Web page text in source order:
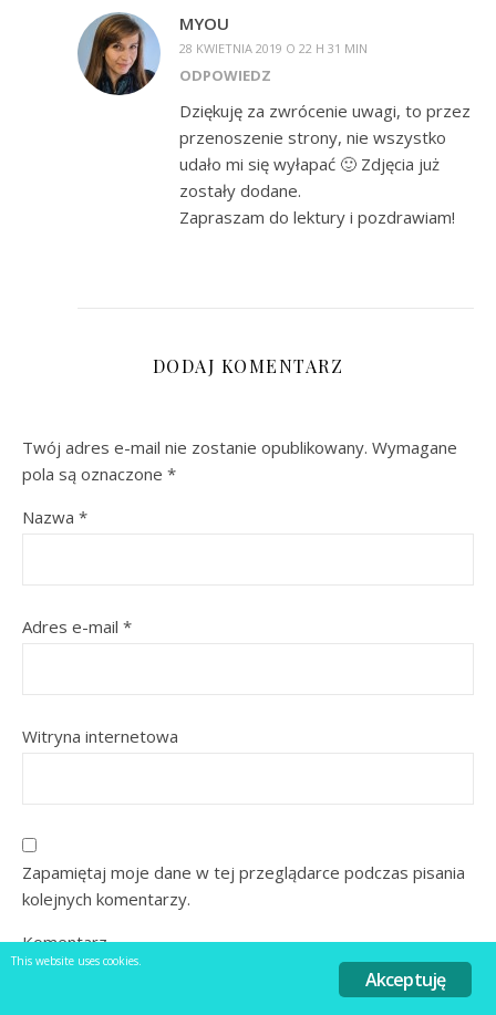
MYOU
28 KWIETNIA 2019 O 22 H 31 MIN
ODPOWIEDZ
Dziękuję za zwrócenie uwagi, to przez
przenoszenie strony, nie wszystko
udało mi się wyłapać 🙂 Zdjęcia już
zostały dodane.
Zapraszam do lektury i pozdrawiam!
DODAJ KOMENTARZ
Twój adres e-mail nie zostanie opublikowany. Wymagane
pola są oznaczone *
Nazwa *
Adres e-mail *
Witryna internetowa
Zapamiętaj moje dane w tej przeglądarce podczas pisania
kolejnych komentarzy.
Komentarz
Akceptuję
This website uses cookies.